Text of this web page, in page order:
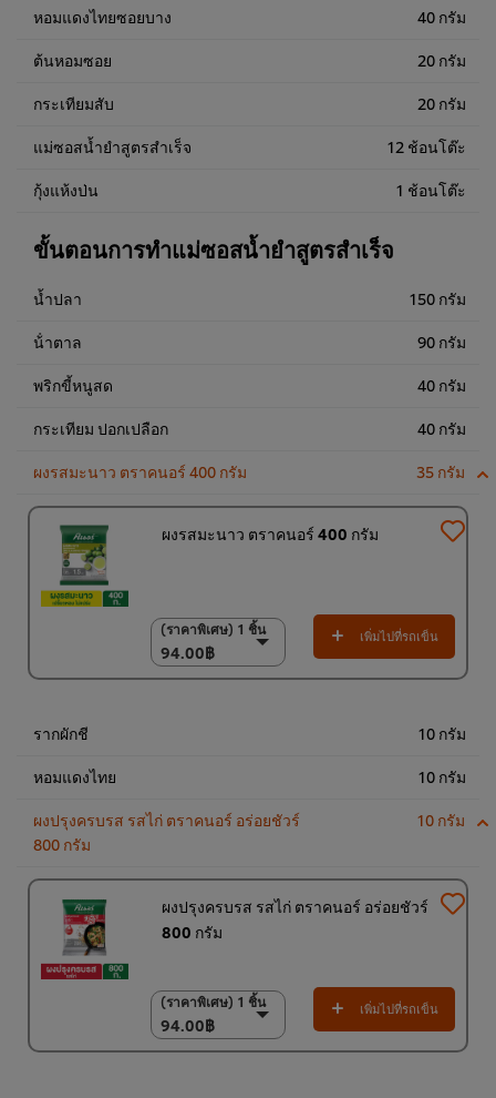
หอมแดงไทยซอยบาง 40 กรัม
ต้นหอมซอย 20 กรัม
กระเทียมสับ 20 กรัม
แม่ซอสน้ำยำสูตรสำเร็จ 12 ช้อนโต๊ะ
กุ้งแห้งป่น 1 ช้อนโต๊ะ
ขั้นตอนการทำแม่ซอสน้ำยำสูตรสำเร็จ
น้ำปลา 150 กรัม
น้ําตาล 90 กรัม
พริกขี้หนูสด 40 กรัม
กระเทียม ปอกเปลือก 40 กรัม
ผงรสมะนาว ตราคนอร์ 400 กรัม 35 กรัม
ผงรสมะนาว ตราคนอร์ 400 กรัม
(ราคาพิเศษ) 1 ชิ้น
94.00฿
(ราคาพิเศษ) 1 ชิ้น
94.00฿
(ราคาพิเศษ) แพ็ค 15
เพิ่มไปที่รถเข็น
รากผักชี 10 กรัม
หอมแดงไทย 10 กรัม
ผงปรุงครบรส รสไก่ ตราคนอร์ อร่อยชัวร์
800 กรัม
10 กรัม
ผงปรุงครบรส รสไก่ ตราคนอร์ อร่อยชัวร์
800 กรัม
(ราคาพิเศษ) 1 ชิ้น
94.00฿
(ราคาพิเศษ) 1 ชิ้น
94.00฿
(ราคาพิเศษ) แพ็ค 10
เพิ่มไปที่รถเข็น